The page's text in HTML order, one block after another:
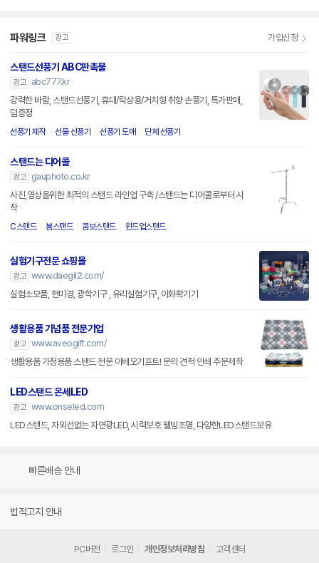
파워링크 광고 가입신청
스탠드선풍기 ABC판촉물
광고
abc777.kr
강력한 바람, 스탠드선풍기, 휴대/탁상용/거치형 취향 손풍기, 특가판매,
덤증정
선풍기 제작 선물 선풍기 선풍기 도매 단체 선풍기
스탠드는 디어콜
광고
gauphoto.co.kr
사진,영상을위한 최적의 스탠드 라인업 구축 /스탠드는 디어콜로부터 시
작
C스탠드 붐스탠드 콤보스탠드 윈드업스탠드
실험기구전문 쇼핑몰
광고 www.daegil2.com/
실험소모품, 현미경, 광학기구 , 유리실험기구, 이화확기기
생활용품 기념품 전문기업
광고 www.aveogift.com/
생활용품 가정용품 스탠드 전문 아베오기프트! 문의 견적 인쇄 주문제작
LED스탠드 온세LED
광고 www.onseled.com
LED스탠드, 자외선없는 자연광LED, 시력보호 웰빙조명, 다양한LED스탠드보유
빠른배송 안내
법적고지 안내
PC버전 로그인 개인정보처리방침 고객센터